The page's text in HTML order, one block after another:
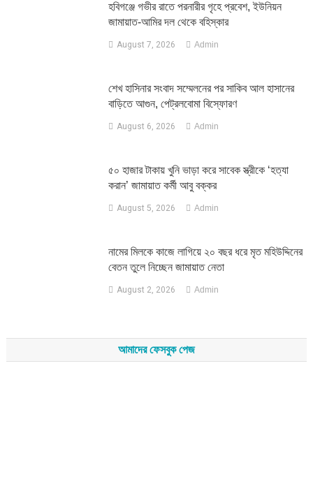
হবিগঞ্জে গভীর রাতে পরনারীর গৃহে প্রবেশ, ইউনিয়ন
জামায়াত-আমির দল থেকে বহিস্কার
August 7, 2026 Admin
শেখ হাসিনার সংবাদ সম্মেলনের পর সাকিব আল হাসানের
বাড়িতে আগুন, পেট্রলবোমা বিস্ফোরণ
August 6, 2026 Admin
৫০ হাজার টাকায় খুনি ভাড়া করে সাবেক স্ত্রীকে ‘হত্যা
করান’ জামায়াত কর্মী আবু বক্কর
August 5, 2026 Admin
নামের মিলকে কাজে লাগিয়ে ২০ বছর ধরে মৃত মহিউদ্দিনের
বেতন তুলে নিচ্ছেন জামায়াত নেতা
August 2, 2026 Admin
আমাদের ফেসবুক পেজ